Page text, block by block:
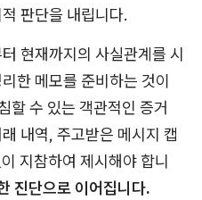
판단을 내립니다.
현재까지의 사실관계를 시
한 메모를 준비하는 것이
할 수 있는 객관적인 증거
내역, 주고받은 메시지 캡
지참하여 제시해야 합니
진단으로 이어집니다.